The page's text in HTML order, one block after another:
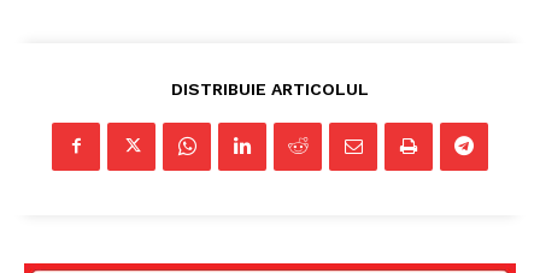
DISTRIBUIE ARTICOLUL